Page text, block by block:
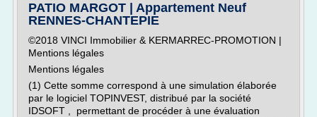
PATIO MARGOT | Appartement Neuf
RENNES-CHANTEPIE
©2018 VINCI Immobilier & KERMARREC-PROMOTION |
Mentions légales
Mentions légales
(1) Cette somme correspond à une simulation élaborée
par le logiciel TOPINVEST, distribué par la société
IDSOFT , permettant de procéder à une évaluation